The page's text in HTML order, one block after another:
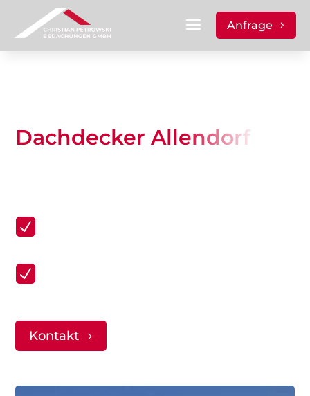
Anfrage
Dachdecker Allendorf
N
N
Kontakt